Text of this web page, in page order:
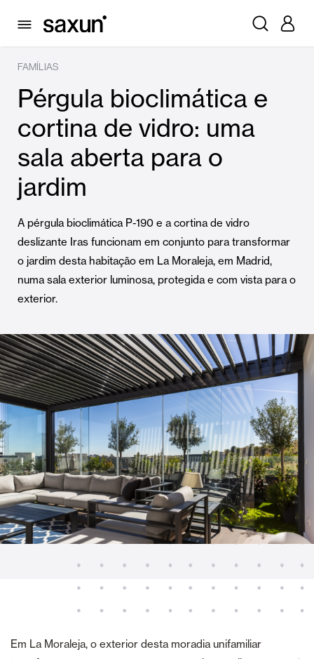
FAMÍLIAS
Pérgula bioclimática e
cortina de vidro: uma
sala aberta para o
jardim
A pérgula bioclimática P-190 e a cortina de vidro
deslizante Iras funcionam em conjunto para transformar
o jardim desta habitação em La Moraleja, em Madrid,
numa sala exterior luminosa, protegida e com vista para o
exterior.
Em La Moraleja, o exterior desta moradia unifamiliar